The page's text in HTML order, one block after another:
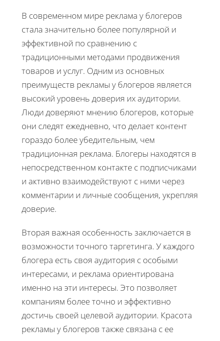
В современном мире реклама у блогеров
стала значительно более популярной и
эффективной по сравнению с
традиционными методами продвижения
товаров и услуг. Одним из основных
преимуществ рекламы у блогеров является
высокий уровень доверия их аудитории.
Люди доверяют мнению блогеров, которые
они следят ежедневно, что делает контент
гораздо более убедительным, чем
традиционная реклама. Блогеры находятся в
непосредственном контакте с подписчиками
и активно взаимодействуют с ними через
комментарии и личные сообщения, укрепляя
доверие.
Вторая важная особенность заключается в
возможности точного таргетинга. У каждого
блогера есть своя аудитория с особыми
интересами, и реклама ориентирована
именно на эти интересы. Это позволяет
компаниям более точно и эффективно
достичь своей целевой аудитории. Красота
рекламы у блогеров также связана с ее